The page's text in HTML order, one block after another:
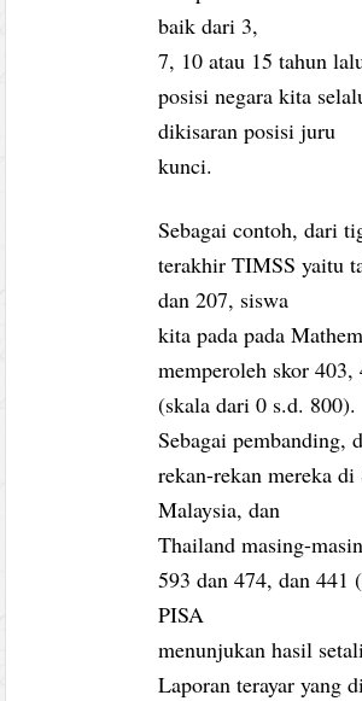
baik dari 3,
7, 10 atau 15 tahun
posisi negara kita
dikisaran posisi juru
kunci.
Sebagai contoh, dari
terakhir TIMSS yaitu
dan 207, siswa
kita pada pada
memperoleh skor 403,
(skala dari 0 s.d. 800).
Sebagai pembanding,
rekan-rekan mereka di
Malaysia, dan
Thailand masing-
593 dan 474, dan 441
PISA
menunjukan hasil
Laporan terayar yang